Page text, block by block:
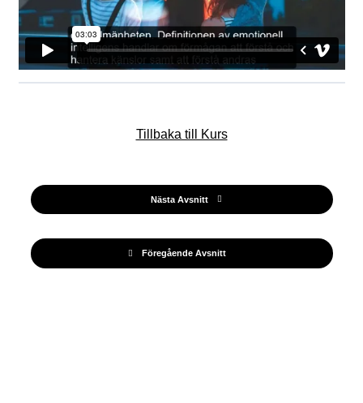
Föregående Avsnitt
Tillbaka till Kurs
Nästa Avsnitt